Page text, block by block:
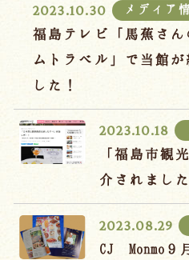
2023.10.30 メディア
福島テレビ「馬蕉さん
ムトラベル」で当館が
した！
2023.10.18
「福島市観
介されました
2023.08.29
CJ Monmo
キャンセルポリシー
宿泊約款
オンラインショップ
吉川屋×温泉むすめ
Follow us